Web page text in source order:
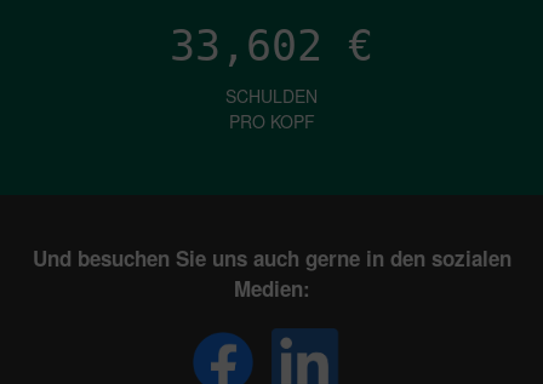
33,602 €
SCHULDEN
PRO KOPF
Und besuchen Sie uns auch gerne in den sozialen
Medien: